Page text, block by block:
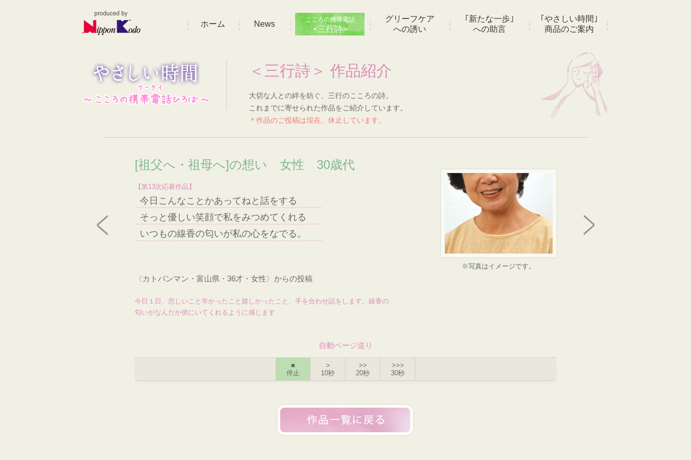
ホーム News こころの携帯電話
<三行詩>
グリーフケア
への誘い
｢新たな一歩｣
への助言
｢やさしい時間｣
商品のご案内
＜三行詩＞ 作品紹介
大切な人との絆を紡ぐ、三行のこころの詩。
これまでに寄せられた作品をご紹介しています。
＊作品のご投稿は現在、休止しています。
[祖父へ・祖母へ]の想い 女性 30歳代
【第13次応募作品】
今日こんなことかあってねと話をする
そっと優しい笑顔で私をみつめてくれる
いつもの線香の匂いが私の心をなでる。
※写真はイメージです。
〈カトパンマン・富山県・36才・女性〉からの投稿
今日１日、悲しいこと辛かったこと嬉しかったこと、手を合わせ話をします。線香の
匂いがなんだか傍にいてくれるように感じます
自動ページ送り
■
停止
>
10秒
>>
20秒
>>>
30秒